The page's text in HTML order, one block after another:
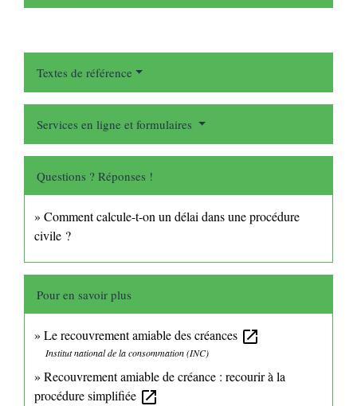
Textes de référence
Services en ligne et formulaires
Questions ? Réponses !
Comment calcule-t-on un délai dans une procédure
civile ?
Pour en savoir plus
Le recouvrement amiable des créances open_in_new
Institut national de la consommation (INC)
Recouvrement amiable de créance : recourir à la
procédure simplifiée open_in_new